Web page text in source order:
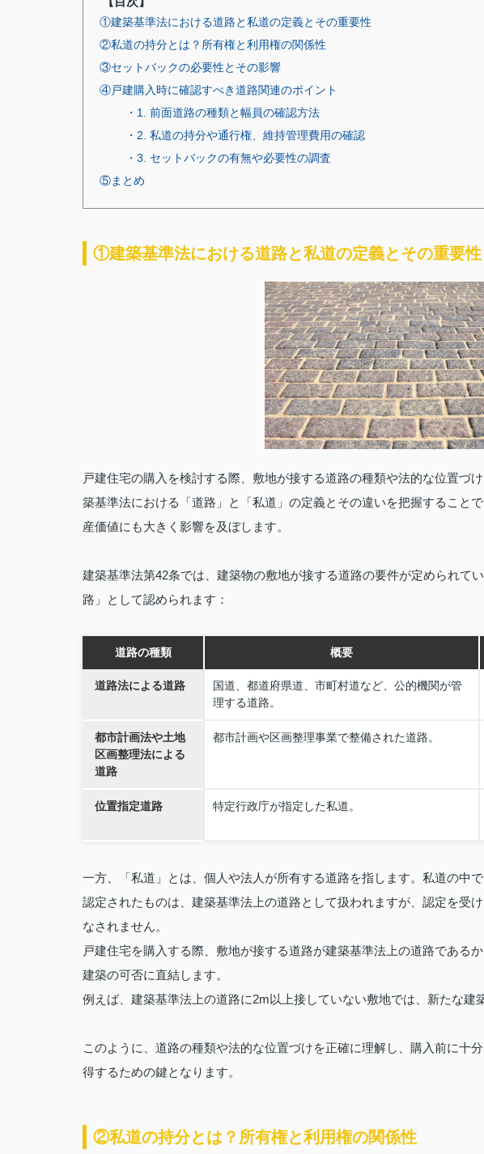
①建築基準法における道路と私道の定義とその重要性
②私道の持分とは？所有権と利用権の関係性
③セットバックの必要性とその影響
④戸建購入時に確認すべき道路関連のポイント
・1. 前面道路の種類と幅員の確認方法
・2. 私道の持分や通行権、維持管理費用の確認
・3. セットバックの有無や必要性の調査
⑤まとめ
①建築基準法における道路と私道の定義とその重要性
戸建住宅の購入を検討する際、敷地が接する道路の種類や法的な位置づ
築基準法における「道路」と「私道」の定義とその違いを把握すること
産価値にも大きく影響を及ぼします。
建築基準法第42条では、建築物の敷地が接する道路の要件が定められて
路」として認められます：
道路の種類 概要
道路法による道路
国道、都道府県道、市町村道など、公的機関が管
理する道路。
都市計画法や土地
区画整理法による
道路
都市計画や区画整理事業で整備された道路。
位置指定道路 特定行政庁が指定した私道。
一方、「私道」とは、個人や法人が所有する道路を指します。私道の中
認定されたものは、建築基準法上の道路として扱われますが、認定を受
なされません。
戸建住宅を購入する際、敷地が接する道路が建築基準法上の道路である
建築の可否に直結します。
例えば、建築基準法上の道路に2m以上接していない敷地では、新たな建
このように、道路の種類や法的な位置づけを正確に理解し、購入前に十
得するための鍵となります。
②私道の持分とは？所有権と利用権の関係性